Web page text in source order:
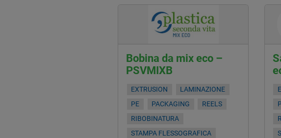
Bobina da mix eco –
PSVMIXB
EXTRUSION
LAMINAZIONE
PE
PACKAGING
REELS
RIBOBINATURA
STAMPA FLESSOGRAFICA